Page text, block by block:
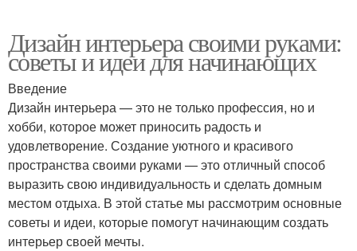
Дизайн интерьера своими руками:
советы и идеи для начинающих
Введение
Дизайн интерьера — это не только профессия, но и
хобби, которое может приносить радость и
удовлетворение. Создание уютного и красивого
пространства своими руками — это отличный способ
выразить свою индивидуальность и сделать домным
местом отдыха. В этой статье мы рассмотрим основные
советы и идеи, которые помогут начинающим создать
интерьер своей мечты.